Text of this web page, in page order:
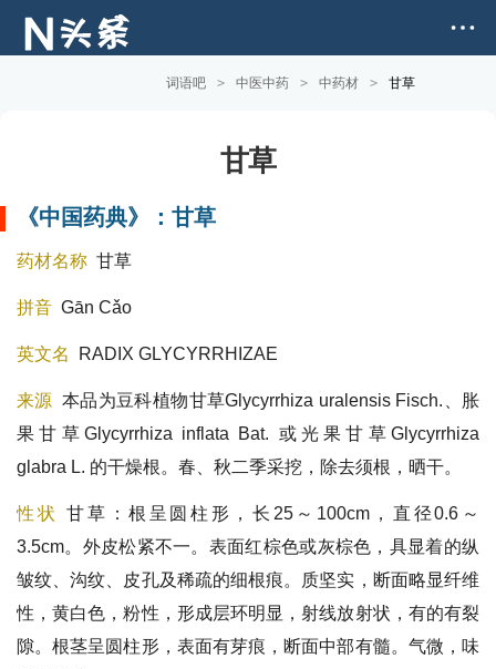
词语吧 > 中医中药 > 中药材 > 甘草
甘草
《中国药典》：甘草
药材名称 甘草
拼音 Gān Cǎo
英文名 RADIX GLYCYRRHIZAE
来源 本品为豆科植物甘草Glycyrrhiza uralensis Fisch.、 胀
果甘草 Glycyrrhiza inflata Bat. 或 光果甘草Glycyrrhiza
glabra L. 的干燥根。春、秋二季采挖，除去须根，晒干。
性状
甘草：根呈圆柱形，长25～100cm，直径0.6～
3.5cm。外皮松紧不一。表面红棕色或灰棕色，具显着的纵
皱纹、沟纹、皮孔及稀疏的细根痕。质坚实，断面略显纤维
性，黄白色，粉性，形成层环明显，射线放射状，有的有裂
隙。根茎呈圆柱形，表面有芽痕，断面中部有髓。气微，味